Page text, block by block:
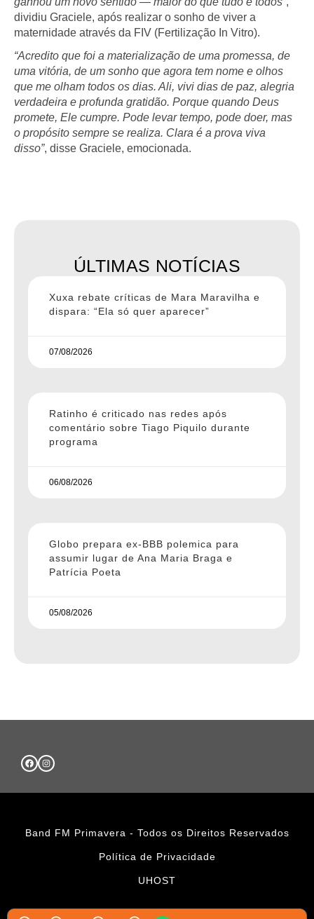
dividiu Graciele, após realizar o sonho de viver a
maternidade através da FIV (Fertilização In Vitro).
“Acredito que foi a materialização de uma promessa, de
uma vitória, de um sonho que agora tem nome e olhos
que me olham todos os dias. Ali, vivi dias de paz, alegria
verdadeira e profunda gratidão. Porque quando Deus
promete, Ele cumpre. Pode levar tempo, pode doer, mas
o propósito sempre se realiza. Clara é a prova viva
disso”, disse Graciele, emocionada.
ÚLTIMAS NOTÍCIAS
Xuxa rebate críticas de Mara Maravilha e
dispara: “Ela só quer aparecer”
07/08/2026
Ratinho é criticado nas redes após
comentário sobre Tiago Piquilo durante
programa
06/08/2026
Globo prepara ex-BBB polemica para
assumir lugar de Ana Maria Braga e
Patrícia Poeta
05/08/2026
Band FM Primavera - Todos os Direitos Reservados
Política de Privacidade
UHOST